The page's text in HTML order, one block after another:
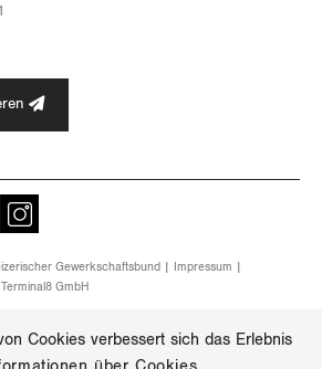
Cookies verbessert sich das Erlebnis
instagram
Gewerkschaftsbund | Impressum
Terminal8 GmbH